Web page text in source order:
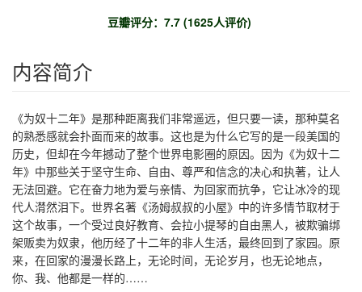
豆瓣评分： 7.7 (1625人评价)
内容简介
《为奴十二年》是那种距离我们非常遥远，但只要一读，那种莫名
的熟悉感就会扑面而来的故事。这也是为什么它写的是一段美国的
历史，但却在今年撼动了整个世界电影圈的原因。因为《为奴十二
年》中那些关于坚守生命、自由、尊严和信念的决心和执著，让人
无法回避。它在奋力地为爱与亲情、为回家而抗争，它让冰冷的现
代人潸然泪下。世界名著《汤姆叔叔的小屋》中的许多情节取材于
这个故事，一个受过良好教育、会拉小提琴的自由黑人，被欺骗绑
架贩卖为奴隶，他历经了十二年的非人生活，最终回到了家园。原
来，在回家的漫漫长路上，无论时间，无论岁月，也无论地点，
你、我、他都是一样的……